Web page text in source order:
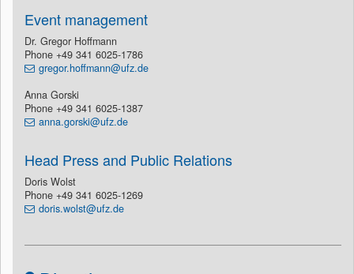
Event management
Dr. Gregor Hoffmann
Phone +49 341 6025-1786
gregor.hoffmann@ufz.de
Anna Gorski
Phone +49 341 6025-1387
anna.gorski@ufz.de
Head Press and Public Relations
Doris Wolst
Phone +49 341 6025-1269
doris.wolst@ufz.de